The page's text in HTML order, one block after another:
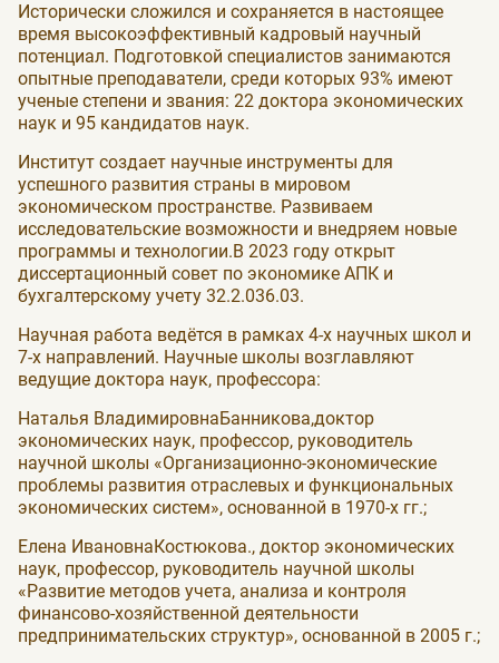
Исторически сложился и сохраняется в настоящее
время высокоэффективный кадровый научный
потенциал. Подготовкой специалистов занимаются
опытные преподаватели, среди которых 93% имеют
ученые степени и звания: 22 доктора экономических
наук и 95 кандидатов наук.
Институт создает научные инструменты для
успешного развития страны в мировом
экономическом пространстве. Развиваем
исследовательские возможности и внедряем новые
программы и технологии.В 2023 году открыт
диссертационный совет по экономике АПК и
бухгалтерскому учету 32.2.036.03.
Научная работа ведётся в рамках 4-х научных школ и
7-х направлений. Научные школы возглавляют
ведущие доктора наук, профессора:
Наталья ВладимировнаБанникова,доктор
экономических наук, профессор, руководитель
научной школы «Организационно-экономические
проблемы развития отраслевых и функциональных
экономических систем», основанной в 1970-х гг.;
Елена ИвановнаКостюкова., доктор экономических
наук, профессор, руководитель научной школы
«Развитие методов учета, анализа и контроля
финансово-хозяйственной деятельности
предпринимательских структур», основанной в 2005 г.;